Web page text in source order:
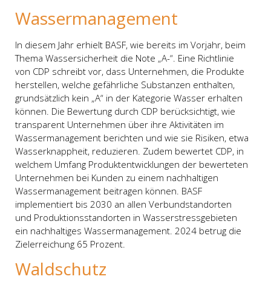
Wassermanagement
In diesem Jahr erhielt BASF, wie bereits im Vorjahr, beim
Thema Wassersicherheit die Note „A-“. Eine Richtlinie
von CDP schreibt vor, dass Unternehmen, die Produkte
herstellen, welche gefährliche Substanzen enthalten,
grundsätzlich kein „A“ in der Kategorie Wasser erhalten
können. Die Bewertung durch CDP berücksichtigt, wie
transparent Unternehmen über ihre Aktivitäten im
Wassermanagement berichten und wie sie Risiken, etwa
Wasserknappheit, reduzieren. Zudem bewertet CDP, in
welchem Umfang Produktentwicklungen der bewerteten
Unternehmen bei Kunden zu einem nachhaltigen
Wassermanagement beitragen können. BASF
implementiert bis 2030 an allen Verbundstandorten
und Produktionsstandorten in Wasserstressgebieten
ein nachhaltiges Wassermanagement. 2024 betrug die
Zielerreichung 65 Prozent.
Waldschutz